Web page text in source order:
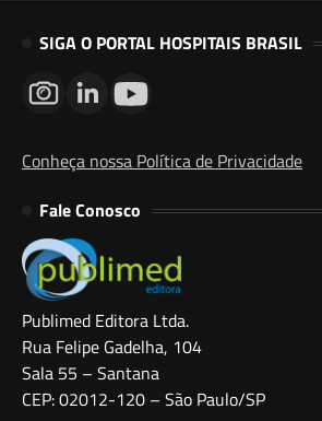
SIGA O PORTAL HOSPITAIS BRASIL
Conheça nossa Política de Privacidade
Fale Conosco
Publimed Editora Ltda.
Rua Felipe Gadelha, 104
Sala 55 – Santana
CEP: 02012-120 – São Paulo/SP